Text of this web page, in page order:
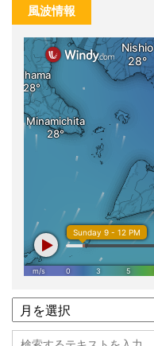
風波情報
過
去
記